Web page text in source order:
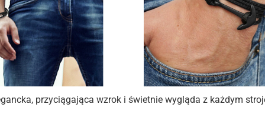
przyciągająca wzrok i świetnie wygląda z każdym